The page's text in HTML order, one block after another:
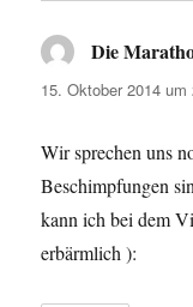
Die
15. Oktober 2014 um
Wir sprechen uns
Beschimpfungen
kann ich bei dem
erbärmlich ):